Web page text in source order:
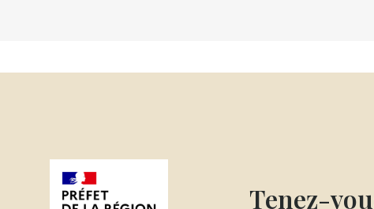
Tenez-